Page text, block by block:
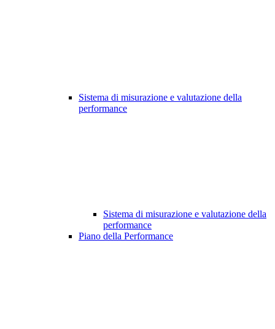
Sistema di misurazione e valutazione della
performance
Sistema di misurazione e valutazione della
performance
Piano della Performance